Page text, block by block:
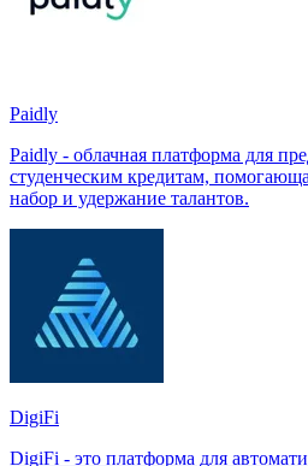
Paidly
Paidly - облачная платформа для
студенческим кредитам,
набор и удержание талантов.
DigiFi
DigiFi - это платформа для